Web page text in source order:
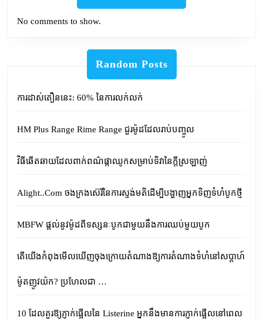
No comments to show.
Random Posts
ការដាស់តឿននេះ: 60% នៃការលក់លក់
HM Plus Range Rime Range ជួរម៉ូដដែលរាប់បញ្ចូល
វិធីឆើតឆាយដែលពាក់ពណ៌ផ្កាឈូកសម្រាប់ទិវានៃក្តីស្រឡាញ់
Alight..Com ចងក្រងស៊េរីនៃការស្ទង់មតិដើម្បីបង្ហាញអ្នកទិញទំហំបូកថ្មី
MBFW ផ្តល់នូវម៉ូដពីទស្សនៈបូកជាមួយនឹងការឈប់មួយបូក
តើយើងកំពុងមើលឃើញចុងក្រោយតំណាងឱ្យការតំណាងទំហំនៅសប្តាហ៍
ម៉ូតញូវយ៉ក? ប្រហែលជា …
10 ដែលគួរឱ្យភ្ញាក់ផ្អើលនៃ Listerine អ្នកនឹងមានការភ្ញាក់ផ្អើលនៅពេល